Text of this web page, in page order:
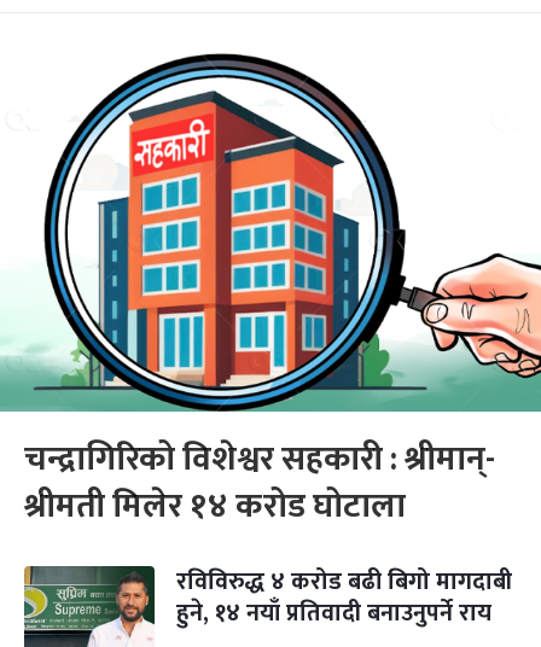
चन्द्रागिरिको विशेश्वर सहकारी : श्रीमान्-
श्रीमती मिलेर १४ करोड घोटाला
रविविरुद्ध ४ करोड बढी बिगो मागदाबी
हुने, १४ नयाँ प्रतिवादी बनाउनुपर्ने राय